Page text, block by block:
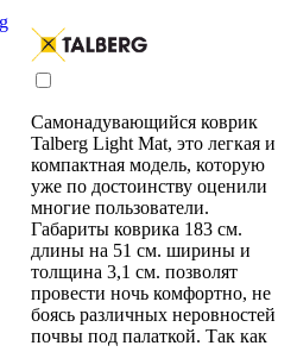
Самонадувающийся коврик
Talberg Light Mat, это легкая и
компактная модель, которую
уже по достоинству оценили
многие пользователи.
Габариты коврика 183 см.
длины на 51 см. ширины и
толщина 3,1 см. позволят
провести ночь комфортно, не
боясь различных неровностей
почвы под палаткой. Так как